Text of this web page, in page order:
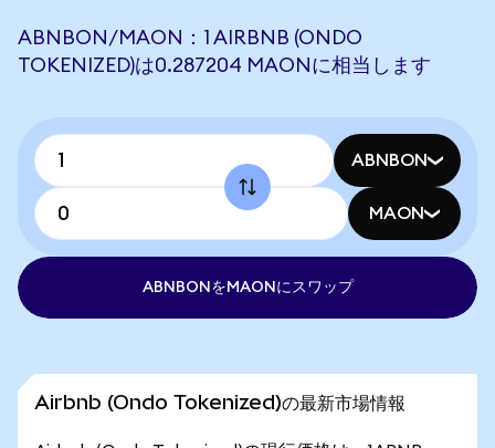
ABNBON/MAON：1 AIRBNB (ONDO
TOKENIZED)は0.287204 MAONに相当します
ABNBON
MAON
ABNBONをMAONにスワップ
Airbnb (Ondo Tokenized)の最新市場情報